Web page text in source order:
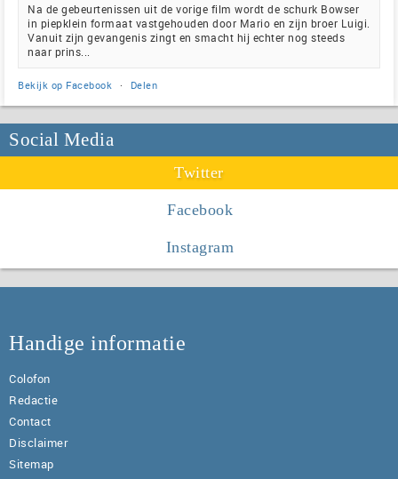
Na de gebeurtenissen uit de vorige film wordt de schurk Bowser
in piepklein formaat vastgehouden door Mario en zijn broer Luigi.
Vanuit zijn gevangenis zingt en smacht hij echter nog steeds
naar prins...
Bekijk op Facebook · Delen
Social Media
Twitter
Facebook
Instagram
Handige informatie
Colofon
Redactie
Contact
Disclaimer
Sitemap